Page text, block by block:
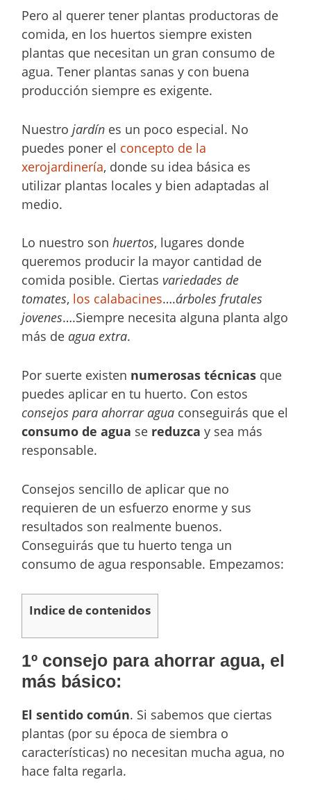
Pero al querer tener plantas productoras de
comida, en los huertos siempre existen
plantas que necesitan un gran consumo de
agua. Tener plantas sanas y con buena
producción siempre es exigente.
Nuestro jardín es un poco especial. No
puedes poner el concepto de la
xerojardinería, donde su idea básica es
utilizar plantas locales y bien adaptadas al
medio.
Lo nuestro sonhuertos, lugares donde
queremos producir la mayor cantidad de
comida posible. Ciertas variedades de
tomates, los calabacines….árboles frutales
jovenes….Siempre necesita alguna planta algo
más de agua extra.
Por suerte existen numerosas técnicas que
puedes aplicar en tu huerto. Con estos
consejos para ahorrar agua conseguirás que el
consumo de agua se reduzca y sea más
responsable.
Consejos sencillo de aplicar que no
requieren de un esfuerzo enorme y sus
resultados son realmente buenos.
Conseguirás que tu huerto tenga un
consumo de agua responsable. Empezamos:
Indice de contenidos
1º consejo para ahorrar agua, el
más básico:
El sentido común. Si sabemos que ciertas
plantas (por su época de siembra o
características) no necesitan mucha agua, no
hace falta regarla.